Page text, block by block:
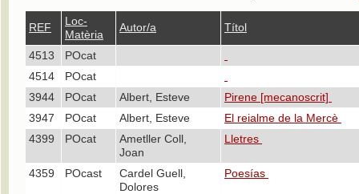
REF
Loc-
Matèria
Autor/a Títol
4513
POcat
4514
POcat
3944
POcat Albert, Esteve
Pirene [mecanoscrit]
3947
POcat Albert, Esteve
El reialme de la Mercè
4399
POcat
Ametller Coll,
Joan
Lletres
4359 POcast
Cardel Guell,
Dolores
Poesías